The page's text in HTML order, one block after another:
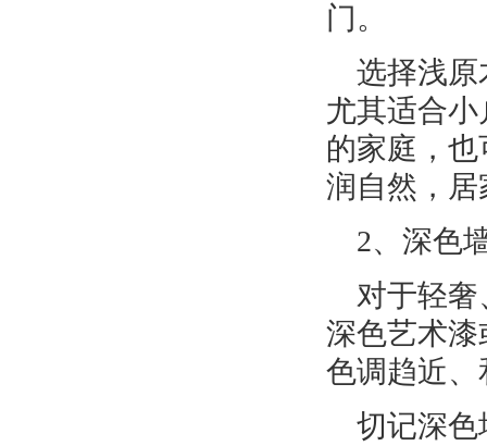
门。
选择浅原
尤其适合
的家庭，
润自然，
2、深色
对于轻
深色艺术
色调趋近
切记深色